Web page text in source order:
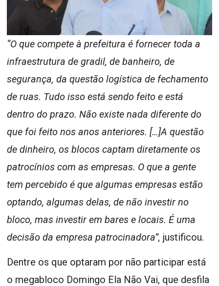
“O que compete à prefeitura é fornecer toda a
infraestrutura de gradil, de banheiro, de
segurança, da questão logística de fechamento
de ruas. Tudo isso está sendo feito e está
dentro do prazo. Não existe nada diferente do
que foi feito nos anos anteriores. […]A questão
de dinheiro, os blocos captam diretamente os
patrocínios com as empresas. O que a gente
tem percebido é que algumas empresas estão
optando, algumas delas, de não investir no
bloco, mas investir em bares e locais. É uma
decisão da empresa patrocinadora”, justificou.
Dentre os que optaram por não participar está
o megabloco Domingo Ela Não Vai, que desfila